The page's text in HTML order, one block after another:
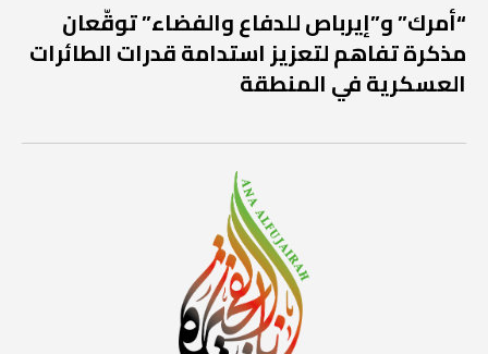
“أمرك” و”إيرباص للدفاع والفضاء” توقّعان
مذكرة تفاهم لتعزيز استدامة قدرات الطائرات
العسكرية في المنطقة